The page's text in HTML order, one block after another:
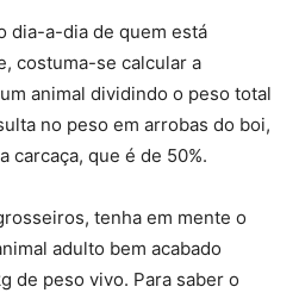
dia-a-dia de quem está
costuma-se calcular a
animal dividindo o peso total
no peso em arrobas do boi,
carcaça, que é de 50%.
tenha em mente o
adulto bem acabado
de peso vivo. Para saber o